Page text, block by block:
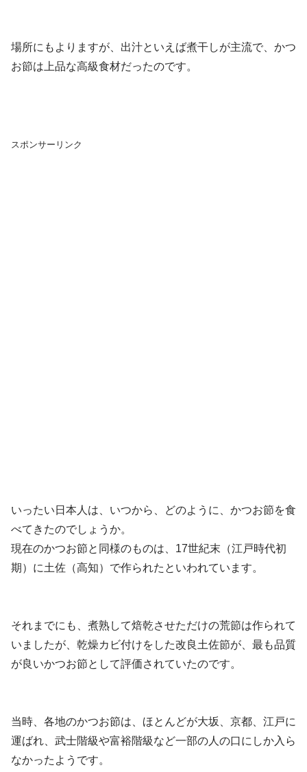
場所にもよりますが、出汁といえば煮干しが主流で、かつ
お節は上品な高級食材だったのです。
スポンサーリンク
いったい日本人は、いつから、どのように、かつお節を食
べてきたのでしょうか。
現在のかつお節と同様のものは、17世紀末（江戸時代初
期）に土佐（高知）で作られたといわれています。
それまでにも、煮熟して焙乾させただけの荒節は作られて
いましたが、乾燥カビ付けをした改良土佐節が、最も品質
が良いかつお節として評価されていたのです。
当時、各地のかつお節は、ほとんどが大坂、京都、江戸に
運ばれ、武士階級や富裕階級など一部の人の口にしか入ら
なかったようです。